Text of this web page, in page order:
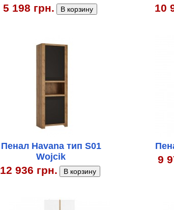
5 198 грн. 10
Пенал Havana тип S01
Wojcik
12 936 грн.
9